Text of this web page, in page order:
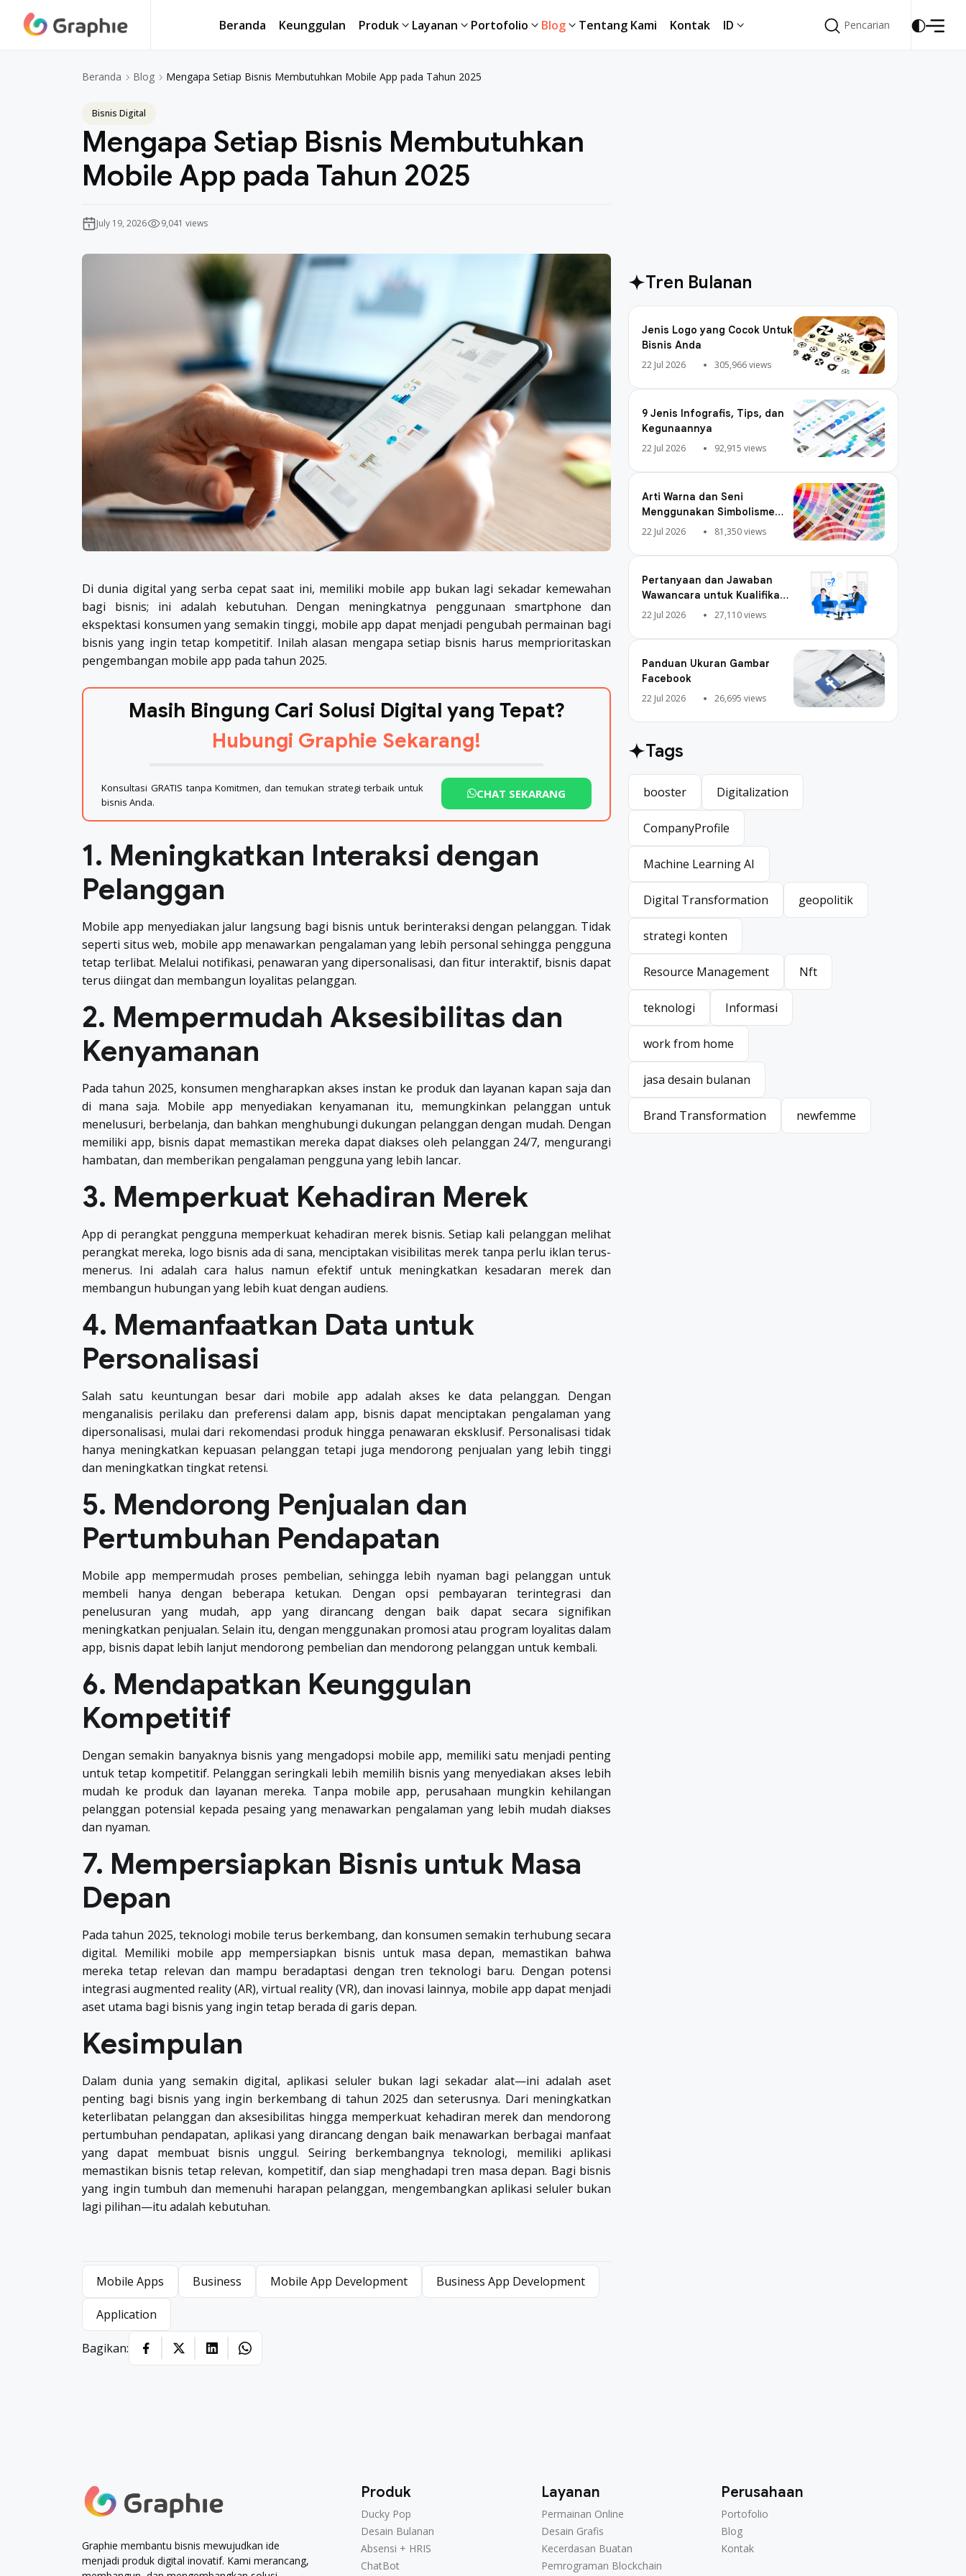
Beranda
Keunggulan
Produk
Layanan
Portofolio
Blog
Tentang Kami
Kontak
ID
Pencarian
Beranda Blog Mengapa Setiap Bisnis Membutuhkan Mobile App pada Tahun 2025
Bisnis Digital
Mengapa Setiap Bisnis Membutuhkan
Mobile App pada Tahun 2025
July 19, 2026 9,041 views
Di dunia digital yang serba cepat saat ini, memiliki mobile app bukan lagi sekadar kemewahan
bagi bisnis; ini adalah kebutuhan. Dengan meningkatnya penggunaan smartphone dan
ekspektasi konsumen yang semakin tinggi, mobile app dapat menjadi pengubah permainan bagi
bisnis yang ingin tetap kompetitif. Inilah alasan mengapa setiap bisnis harus memprioritaskan
pengembangan mobile app pada tahun 2025.
Masih Bingung Cari Solusi Digital yang Tepat?
Hubungi Graphie Sekarang!
Konsultasi GRATIS tanpa Komitmen, dan temukan strategi terbaik untuk
bisnis Anda.
CHAT SEKARANG
1. Meningkatkan Interaksi dengan
Pelanggan
Mobile app menyediakan jalur langsung bagi bisnis untuk berinteraksi dengan pelanggan. Tidak
seperti situs web, mobile app menawarkan pengalaman yang lebih personal sehingga pengguna
tetap terlibat. Melalui notifikasi, penawaran yang dipersonalisasi, dan fitur interaktif, bisnis dapat
terus diingat dan membangun loyalitas pelanggan.
2. Mempermudah Aksesibilitas dan
Kenyamanan
Pada tahun 2025, konsumen mengharapkan akses instan ke produk dan layanan kapan saja dan
di mana saja. Mobile app menyediakan kenyamanan itu, memungkinkan pelanggan untuk
menelusuri, berbelanja, dan bahkan menghubungi dukungan pelanggan dengan mudah. Dengan
memiliki app, bisnis dapat memastikan mereka dapat diakses oleh pelanggan 24/7, mengurangi
hambatan, dan memberikan pengalaman pengguna yang lebih lancar.
3. Memperkuat Kehadiran Merek
App di perangkat pengguna memperkuat kehadiran merek bisnis. Setiap kali pelanggan melihat
perangkat mereka, logo bisnis ada di sana, menciptakan visibilitas merek tanpa perlu iklan terus-
menerus. Ini adalah cara halus namun efektif untuk meningkatkan kesadaran merek dan
membangun hubungan yang lebih kuat dengan audiens.
4. Memanfaatkan Data untuk
Personalisasi
Salah satu keuntungan besar dari mobile app adalah akses ke data pelanggan. Dengan
menganalisis perilaku dan preferensi dalam app, bisnis dapat menciptakan pengalaman yang
dipersonalisasi, mulai dari rekomendasi produk hingga penawaran eksklusif. Personalisasi tidak
hanya meningkatkan kepuasan pelanggan tetapi juga mendorong penjualan yang lebih tinggi
dan meningkatkan tingkat retensi.
5. Mendorong Penjualan dan
Pertumbuhan Pendapatan
Mobile app mempermudah proses pembelian, sehingga lebih nyaman bagi pelanggan untuk
membeli hanya dengan beberapa ketukan. Dengan opsi pembayaran terintegrasi dan
penelusuran yang mudah, app yang dirancang dengan baik dapat secara signifikan
meningkatkan penjualan. Selain itu, dengan menggunakan promosi atau program loyalitas dalam
app, bisnis dapat lebih lanjut mendorong pembelian dan mendorong pelanggan untuk kembali.
6. Mendapatkan Keunggulan
Kompetitif
Dengan semakin banyaknya bisnis yang mengadopsi mobile app, memiliki satu menjadi penting
untuk tetap kompetitif. Pelanggan seringkali lebih memilih bisnis yang menyediakan akses lebih
mudah ke produk dan layanan mereka. Tanpa mobile app, perusahaan mungkin kehilangan
pelanggan potensial kepada pesaing yang menawarkan pengalaman yang lebih mudah diakses
dan nyaman.
7. Mempersiapkan Bisnis untuk Masa
Depan
Pada tahun 2025, teknologi mobile terus berkembang, dan konsumen semakin terhubung secara
digital. Memiliki mobile app mempersiapkan bisnis untuk masa depan, memastikan bahwa
mereka tetap relevan dan mampu beradaptasi dengan tren teknologi baru. Dengan potensi
integrasi augmented reality (AR), virtual reality (VR), dan inovasi lainnya, mobile app dapat menjadi
aset utama bagi bisnis yang ingin tetap berada di garis depan.
Kesimpulan
Dalam dunia yang semakin digital, aplikasi seluler bukan lagi sekadar alat—ini adalah aset
penting bagi bisnis yang ingin berkembang di tahun 2025 dan seterusnya. Dari meningkatkan
keterlibatan pelanggan dan aksesibilitas hingga memperkuat kehadiran merek dan mendorong
pertumbuhan pendapatan, aplikasi yang dirancang dengan baik menawarkan berbagai manfaat
yang dapat membuat bisnis unggul. Seiring berkembangnya teknologi, memiliki aplikasi
memastikan bisnis tetap relevan, kompetitif, dan siap menghadapi tren masa depan. Bagi bisnis
yang ingin tumbuh dan memenuhi harapan pelanggan, mengembangkan aplikasi seluler bukan
lagi pilihan—itu adalah kebutuhan.
Mobile Apps Business Mobile App Development Business App Development
Application
Bagikan:
Tren Bulanan
Jenis Logo yang Cocok Untuk
Bisnis Anda
22 Jul 2026 305,966 views
9 Jenis Infografis, Tips, dan
Kegunaannya
22 Jul 2026 92,915 views
Arti Warna dan Seni
Menggunakan Simbolisme
Warna
22 Jul 2026 81,350 views
Pertanyaan dan Jawaban
Wawancara untuk Kualifikasi
Digital Marketing
22 Jul 2026 27,110 views
Panduan Ukuran Gambar
Facebook
22 Jul 2026 26,695 views
Tags
booster
booster
Digitalization
Digitalization
CompanyProfile
CompanyProfile
Machine Learning AI
Machine Learning AI
Digital Transformation
Digital Transformation
geopolitik
geopolitik
strategi konten
strategi konten
Resource Management
Resource Management
Nft
Nft
teknologi
teknologi
Informasi
Informasi
work from home
work from home
jasa desain bulanan
jasa desain bulanan
Brand Transformation
Brand Transformation
newfemme
newfemme
Graphie membantu bisnis mewujudkan ide
menjadi produk digital inovatif. Kami merancang,
Produk
Ducky Pop
Ducky Pop
Desain Bulanan
Desain Bulanan
Absensi + HRIS
Absensi + HRIS
ChatBot
Layanan
Permainan Online
Permainan Online
Desain Grafis
Desain Grafis
Kecerdasan Buatan
Kecerdasan Buatan
Pemrograman Blockchain
Perusahaan
Portofolio
Portofolio
Blog
Blog
Kontak